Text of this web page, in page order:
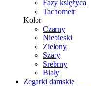
Fazy księżyca
Tachometr
Kolor
Czarny
Niebieski
Zielony
Szary
Srebrny
Biały
Zegarki damskie